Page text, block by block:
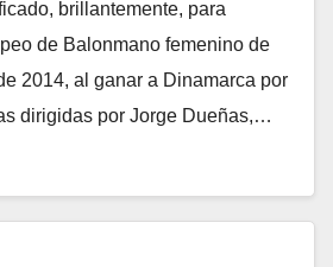
brillantemente, para
de Balonmano femenino de
2014, al ganar a Dinamarca por
dirigidas por Jorge Dueñas,…